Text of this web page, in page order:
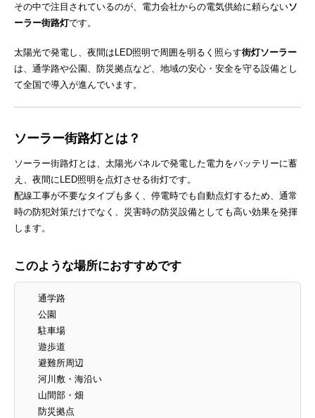
その中で注目されているのが、電力会社からの電気供給に頼らないソ
ーラー街路灯です。
太陽光で発電し、夜間はLED照明で周囲を明るく照らす街灯ソーラー
は、通学路や公園、防災拠点など、地域の安心・安全を守る設備とし
て全国で導入が進んでいます。
ソーラー街路灯とは？
ソーラー街路灯とは、太陽光パネルで発電した電力をバッテリーに蓄
え、夜間にLED照明を点灯させる街灯です。
配線工事が不要なタイプも多く、停電時でも自動点灯するため、通常
時の防犯対策だけでなく、災害時の防災設備としても高い効果を発揮
します。
このような場所におすすめです
通学路
公園
駐車場
遊歩道
避難所周辺
河川敷・海沿い
山間部・畑
防災拠点